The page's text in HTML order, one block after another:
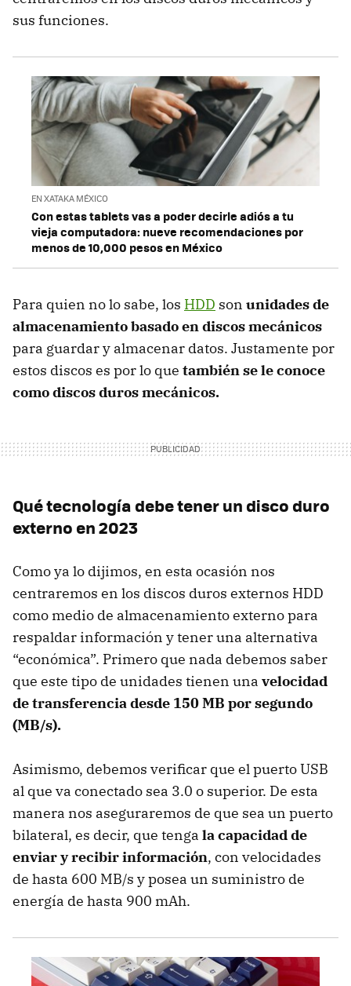
sus funciones.
EN XATAKA MÉXICO
Con estas tablets vas a poder decirle adiós a tu
vieja computadora: nueve recomendaciones por
menos de 10,000 pesos en México
Para quien no lo sabe, los HDD son unidades de
almacenamiento basado en discos mecánicos
para guardar y almacenar datos. Justamente por
estos discos es por lo que también se le conoce
como discos duros mecánicos.
Qué tecnología debe tener un disco duro
externo en 2023
Como ya lo dijimos, en esta ocasión nos
centraremos en los discos duros externos HDD
como medio de almacenamiento externo para
respaldar información y tener una alternativa
“económica”. Primero que nada debemos saber
que este tipo de unidades tienen una velocidad
de transferencia desde 150 MB por segundo
(MB/s).
Asimismo, debemos verificar que el puerto USB
al que va conectado sea 3.0 o superior. De esta
manera nos aseguraremos de que sea un puerto
bilateral, es decir, que tenga la capacidad de
enviar y recibir información, con velocidades
de hasta 600 MB/s y posea un suministro de
energía de hasta 900 mAh.